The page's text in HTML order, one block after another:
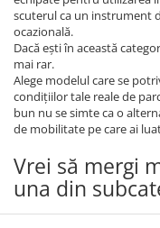
scuterul ca un instrument
ocazională.
Dacă ești în această
mai rar.
Alege modelul care se
condițiilor tale reale de
bun nu se simte ca o
de mobilitate pe care ai
Vrei să mergi
una din